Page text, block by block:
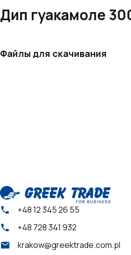
Дип гуакамоле
Файлы для скачивания
+48 12 345 26 55
+48 728 341 932
krakow@greektrade.com.pl